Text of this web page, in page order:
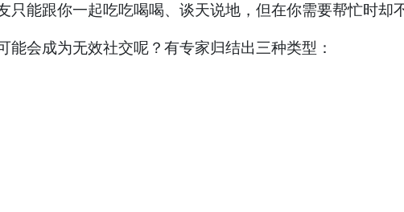
能跟你一起吃吃喝喝、谈天说地，但在你需要帮忙时却不
会成为无效社交呢？有专家归结出三种类型：